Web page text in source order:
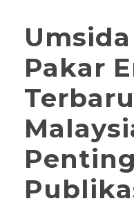
Pakar